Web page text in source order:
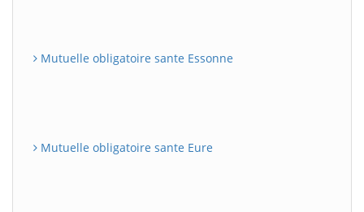
Mutuelle obligatoire sante Essonne
Mutuelle obligatoire sante Eure